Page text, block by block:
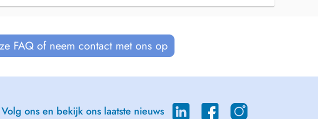
FAQ of neem contact met ons op
Volg ons en bekijk ons laatste nieuws